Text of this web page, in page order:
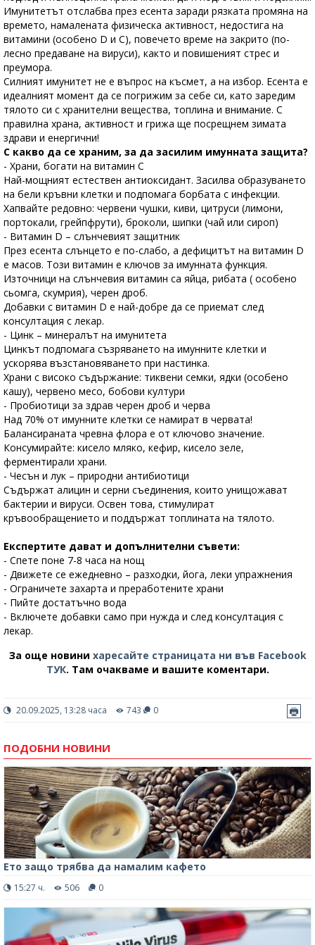
Имунитетът отслабва през есента заради рязката промяна на
времето, намалената физическа активност, недостига на
витамини (особено D и C), повечето време на закрито (по-
лесно предаване на вируси), както и повишеният стрес и
преумора.
Силният имунитет не е въпрос на късмет, а на избор. Есента е
идеалният момент да се погрижим за себе си, като заредим
тялото си с хранителни вещества, топлина и внимание. С
правилна храна, активност и грижа ще посрещнем зимата
здрави и енергични!
С какво да се храним, за да засилим имунната защита?
- Храни, богати на витамин C
Най-мощният естествен антиоксидант. Засилва образуването
на бели кръвни клетки и подпомага борбата с инфекции.
Хапвайте редовно: червени чушки, киви, цитруси (лимони,
портокали, грейпфрути), броколи, шипки (чай или сироп)
- Витамин D – слънчевият защитник
През есента слънцето е по-слабо, а дефицитът на витамин D
е масов. Този витамин е ключов за имунната функция.
Източници на слънчевия витамин са яйца, рибата ( особено
сьомга, скумрия), черен дроб.
Добавки с витамин D е най-добре да се приемат след
консултация с лекар.
- Цинк – минералът на имунитета
Цинкът подпомага съзряването на имунните клетки и
ускорява възстановяването при настинка.
Храни с високо съдържание: тиквени семки, ядки (особено
кашу), червено месо, бобови култури
- Пробиотици за здрав черен дроб и черва
Над 70% от имунните клетки се намират в червата!
Балансираната чревна флора е от ключово значение.
Консумирайте: кисело мляко, кефир, кисело зеле,
ферментирали храни.
- Чесън и лук – природни антибиотици
Съдържат алицин и серни съединения, които унищожават
бактерии и вируси. Освен това, стимулират
кръвообращението и поддържат топлината на тялото.
Експертите дават и допълнителни съвети:
- Спете поне 7-8 часа на нощ
- Движете се ежедневно – разходки, йога, леки упражнения
- Ограничете захарта и преработените храни
- Пийте достатъчно вода
- Включете добавки само при нужда и след консултация с
лекар.
За още новини харесайте страницата ни във Facebook
ТУК. Там очакваме и вашите коментари.
20.09.2025, 13:28 часа 743 0
ПОДОБНИ НОВИНИ
Ето защо трябва да намалим кафето
15:27 ч. 506 0